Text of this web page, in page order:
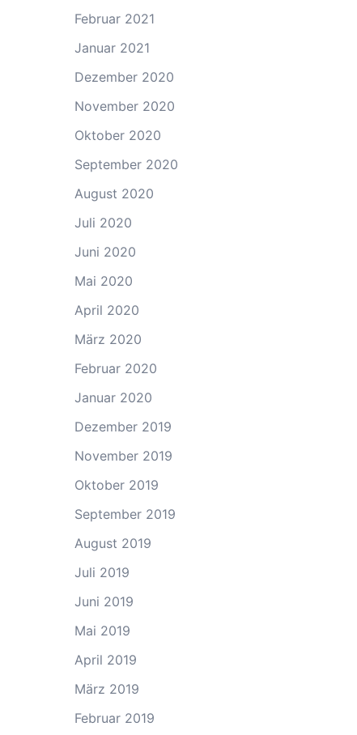
Februar 2021
Januar 2021
Dezember 2020
November 2020
Oktober 2020
September 2020
August 2020
Juli 2020
Juni 2020
Mai 2020
April 2020
März 2020
Februar 2020
Januar 2020
Dezember 2019
November 2019
Oktober 2019
September 2019
August 2019
Juli 2019
Juni 2019
Mai 2019
April 2019
März 2019
Februar 2019